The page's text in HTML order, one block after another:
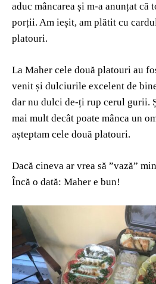
aduc mâncarea și m-a anunțat că
porții. Am ieșit, am plătit cu
platouri.
La Maher cele două platouri au
venit și dulciurile excelent de
dar nu dulci de-ți rup cerul gurii.
mai mult decât poate mânca un
așteptam cele două platouri.
Dacă cineva ar vrea să ”vază”
Încă o dată: Maher e bun!